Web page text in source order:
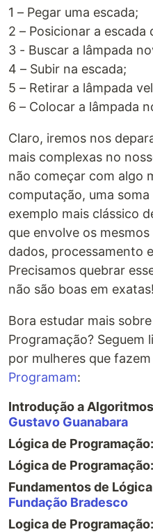
1 – Pegar uma escada;
2 – Posicionar a escada
3 - Buscar a lâmpada
4 – Subir na escada;
5 – Retirar a lâmpada
6 – Colocar a lâmpada
Claro, iremos nos
mais complexas no
não começar com algo
computação, uma
exemplo mais clássico
que envolve os
dados, processamento
Precisamos quebrar
não são boas em exatas!
Bora estudar mais
Programação? Seguem
por mulheres que
Programam:
Introdução a
Gustavo Guanabara
Lógica de Programação:
Lógica de Programação:
Fundamentos de
Fundação Bradesco
Logica de Programação: